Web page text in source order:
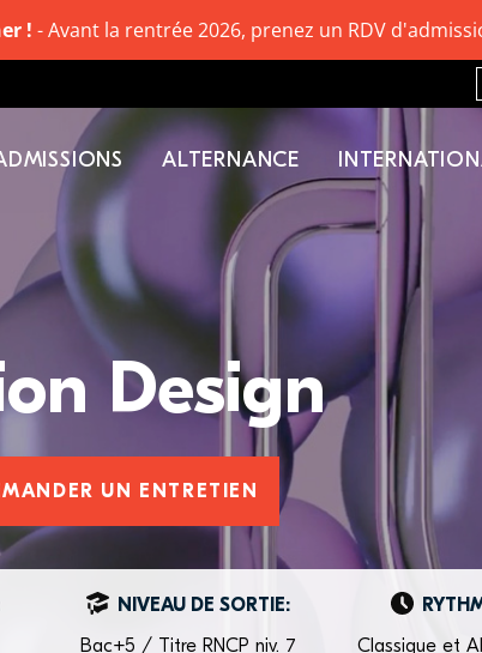
Design
UN ENTRETIEN
NIVEAU DE SORTIE:
Bac+5 / Titre RNCP niv. 7
Classique et
ALTERNANCE
! - Avant la rentrée 2026, prenez un RDV